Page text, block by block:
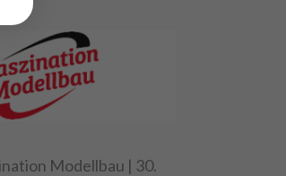
Modellbau | 30.